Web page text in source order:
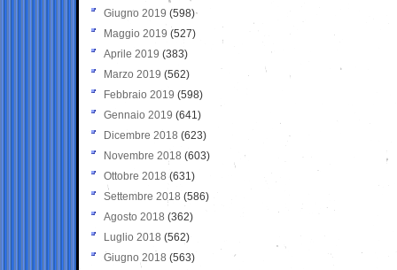
Giugno 2019 (598)
Maggio 2019 (527)
Aprile 2019 (383)
Marzo 2019 (562)
Febbraio 2019 (598)
Gennaio 2019 (641)
Dicembre 2018 (623)
Novembre 2018 (603)
Ottobre 2018 (631)
Settembre 2018 (586)
Agosto 2018 (362)
Luglio 2018 (562)
Giugno 2018 (563)